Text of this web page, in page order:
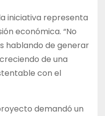
iniciativa representa
económica. “No
hablando de generar
de una
con el
demandó un